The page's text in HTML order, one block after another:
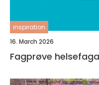
inspiration
16. March 2026